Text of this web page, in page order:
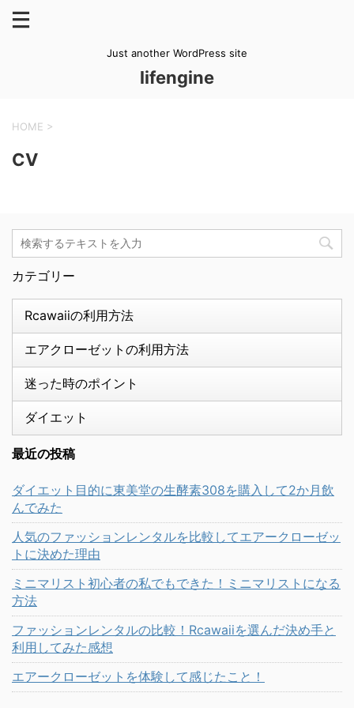
Just another WordPress site
lifengine
HOME >
CV
カテゴリー
Rcawaiiの利用方法
エアクローゼットの利用方法
迷った時のポイント
ダイエット
最近の投稿
ダイエット目的に東美堂の生酵素308を購入して2か月飲
んでみた
人気のファッションレンタルを比較してエアークローゼッ
トに決めた理由
ミニマリスト初心者の私でもできた！ミニマリストになる
方法
ファッションレンタルの比較！Rcawaiiを選んだ決め手と
利用してみた感想
エアークローゼットを体験して感じたこと！